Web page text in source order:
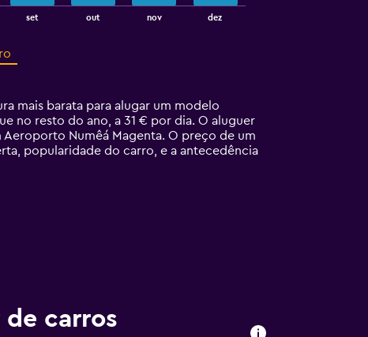
set out nov dez
mais barata para alugar um modelo
no resto do ano, a 31 € por dia. O aluguer
Numêá Magenta. O preço de um
popularidade do carro, e a antecedência
carros